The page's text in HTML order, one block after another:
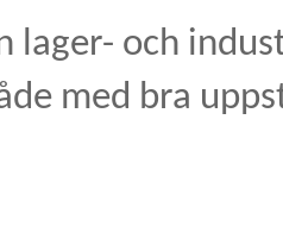
lager- och
med bra